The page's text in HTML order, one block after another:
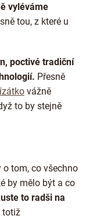
vyléváme
tou, z které u
poctivé tradiční
Přesně
vážně
to by stejně
tom, co všechno
by mělo být a co
to radši na
totiž